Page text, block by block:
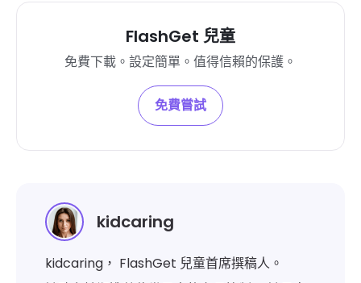
FlashGet 兒童
免費下載。設定簡單。值得信賴的保護。
免費嘗試
kidcaring
kidcaring， FlashGet 兒童首席撰稿人。